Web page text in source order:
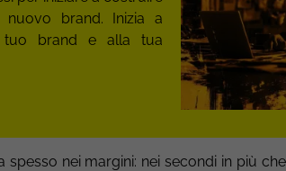
brand. Inizia a
brand e alla tua
spesso nei margini: nei secondi in più